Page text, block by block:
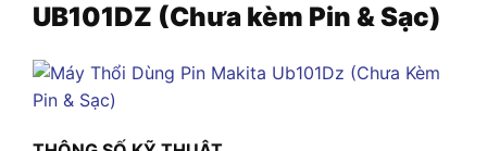
UB101DZ (Chưa kèm Pin & Sạc)